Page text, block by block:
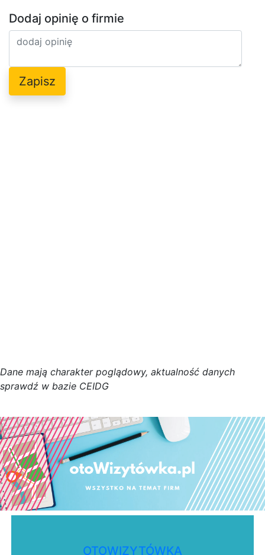
Dodaj opinię o firmie
Zapisz
Dane mają charakter poglądowy, aktualność danych
sprawdź w bazie CEIDG
OTOWIZYTÓWKA